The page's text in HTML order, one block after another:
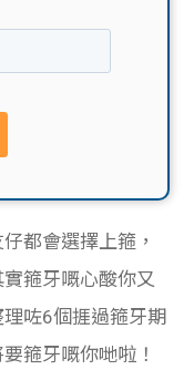
都會選擇上箍，
箍牙嘅心酸你又
咗6個捱過箍牙期
箍牙嘅你哋啦！